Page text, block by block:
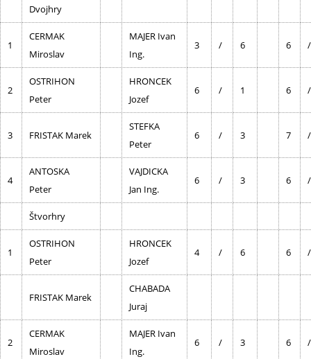
Dvojhry
1
CERMAK
Miroslav
MAJER Ivan
Ing.
3 / 6 6 /
2
OSTRIHON
Peter
HRONCEK
Jozef
6 / 1 6 /
3 FRISTAK Marek
STEFKA
Peter
6 / 3 7 /
4
ANTOSKA
Peter
VAJDICKA
Jan Ing.
6 / 3 6 /
Štvorhry
1
OSTRIHON
Peter
HRONCEK
Jozef
4 / 6 6 /
FRISTAK Marek
CHABADA
Juraj
2
CERMAK
Miroslav
MAJER Ivan
Ing.
6 / 3 6 /